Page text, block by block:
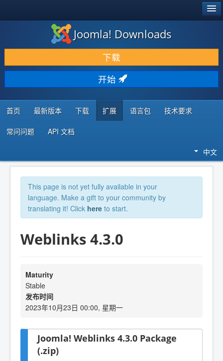
下载 & 扩展
发现 & 学习
社区 & 支持
开发者资源
Joomla! Downloads
下载
开始
首页 最新版本 下载 扩展 语言包 技术要求
常问问题 API 文档
中文
This page is not yet fully available in your
language. Make a gift to your community by
translating it! Click here to start.
Weblinks 4.3.0
Maturity
Stable
发布时间
2023年10月23日 00:00, 星期一
Joomla! Weblinks 4.3.0 Package
(.zip)